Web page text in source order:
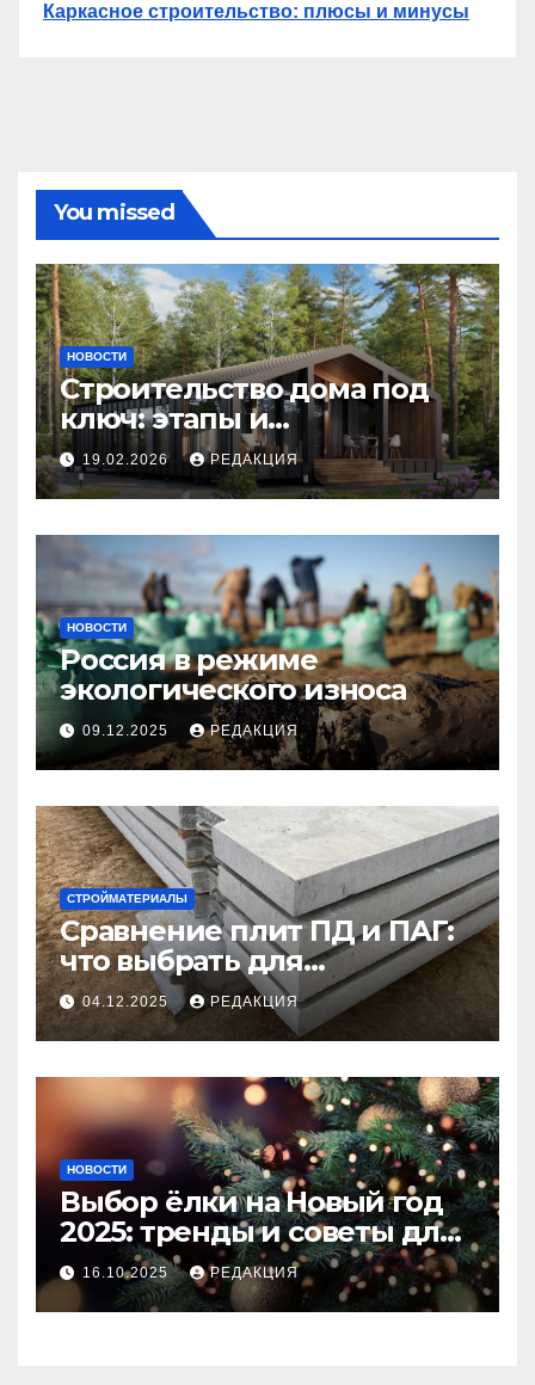
Каркасное строительство: плюсы и минусы
You missed
НОВОСТИ
Строительство дома под
ключ: этапы и
планирование бюджета
19.02.2026 РЕДАКЦИЯ
НОВОСТИ
Россия в режиме
экологического износа
09.12.2025 РЕДАКЦИЯ
СТРОЙМАТЕРИАЛЫ
Сравнение плит ПД и ПАГ:
что выбрать для
долговечного и прочного
покрытия
04.12.2025 РЕДАКЦИЯ
НОВОСТИ
Выбор ёлки на Новый год
2025: тренды и советы для
идеального праздника
16.10.2025 РЕДАКЦИЯ